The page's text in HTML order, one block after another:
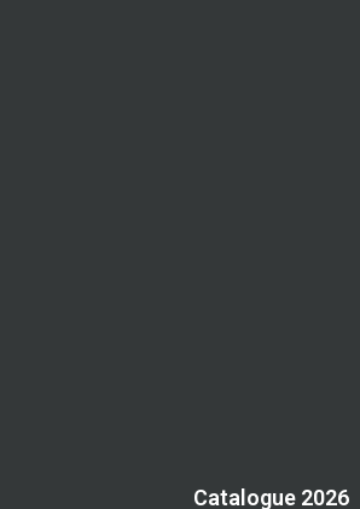
Catalogue 2026